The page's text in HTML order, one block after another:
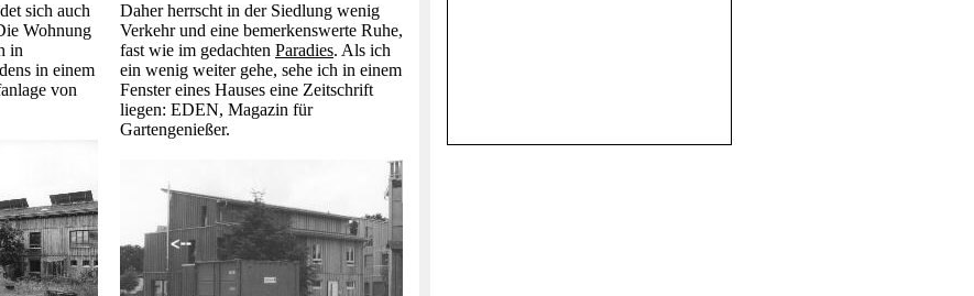
sich auch
Wohnung
in
in einem
von
Daher herrscht in der Siedlung wenig
Verkehr und eine bemerkenswerte Ruhe,
fast wie im gedachten Paradies. Als ich
ein wenig weiter gehe, sehe ich in einem
Fenster eines Hauses eine Zeitschrift
liegen: EDEN, Magazin für
Gartengenießer.